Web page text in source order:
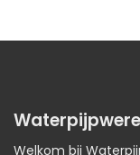
Welkom bij